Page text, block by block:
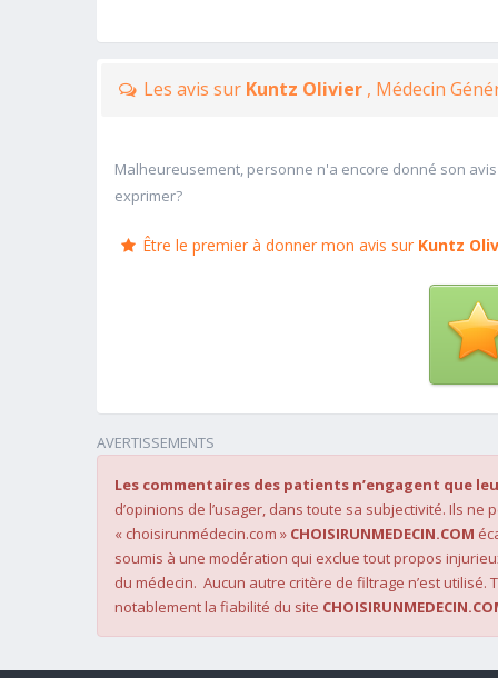
Les avis sur Kuntz Olivier , Médecin
Malheureusement, personne n'a encore donné son
exprimer?
Être le premier à donner mon avis sur Kuntz
AVERTISSEMENTS
Les commentaires des patients n’engagent que
d’opinions de l’usager, dans toute sa subjectivité. Ils
« choisirunmédecin.com » CHOISIRUNMEDECIN.COM
soumis à une modération qui exclue tout propos
du médecin. Aucun autre critère de filtrage n’est
notablement la fiabilité du site